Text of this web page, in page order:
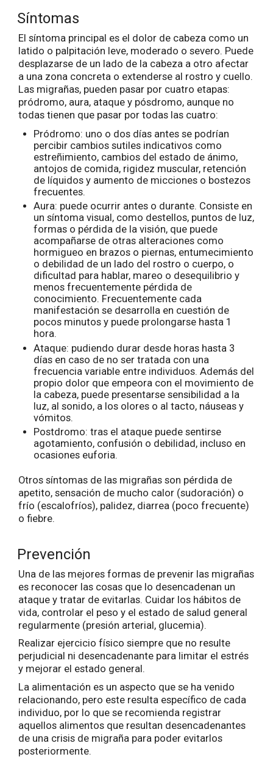
Síntomas
El síntoma principal es el dolor de cabeza como un
latido o palpitación leve, moderado o severo. Puede
desplazarse de un lado de la cabeza a otro afectar
a una zona concreta o extenderse al rostro y cuello.
Las migrañas, pueden pasar por cuatro etapas:
pródromo, aura, ataque y pósdromo, aunque no
todas tienen que pasar por todas las cuatro:
Pródromo: uno o dos días antes se podrían
percibir cambios sutiles indicativos como
estreñimiento, cambios del estado de ánimo,
antojos de comida, rigidez muscular, retención
de líquidos y aumento de micciones o bostezos
frecuentes.
Aura: puede ocurrir antes o durante. Consiste en
un síntoma visual, como destellos, puntos de luz,
formas o pérdida de la visión, que puede
acompañarse de otras alteraciones como
hormigueo en brazos o piernas, entumecimiento
o debilidad de un lado del rostro o cuerpo, o
dificultad para hablar, mareo o desequilibrio y
menos frecuentemente pérdida de
conocimiento. Frecuentemente cada
manifestación se desarrolla en cuestión de
pocos minutos y puede prolongarse hasta 1
hora.
Ataque: pudiendo durar desde horas hasta 3
días en caso de no ser tratada con una
frecuencia variable entre individuos. Además del
propio dolor que empeora con el movimiento de
la cabeza, puede presentarse sensibilidad a la
luz, al sonido, a los olores o al tacto, náuseas y
vómitos.
Postdromo: tras el ataque puede sentirse
agotamiento, confusión o debilidad, incluso en
ocasiones euforia.
Otros síntomas de las migrañas son pérdida de
apetito, sensación de mucho calor (sudoración) o
frío (escalofríos), palidez, diarrea (poco frecuente)
o fiebre.
Prevención
Una de las mejores formas de prevenir las migrañas
es reconocer las cosas que lo desencadenan un
ataque y tratar de evitarlas. Cuidar los hábitos de
vida, controlar el peso y el estado de salud general
regularmente (presión arterial, glucemia).
Realizar ejercicio físico siempre que no resulte
perjudicial ni desencadenante para limitar el estrés
y mejorar el estado general.
La alimentación es un aspecto que se ha venido
relacionando, pero este resulta específico de cada
individuo, por lo que se recomienda registrar
aquellos alimentos que resultan desencadenantes
de una crisis de migraña para poder evitarlos
posteriormente.